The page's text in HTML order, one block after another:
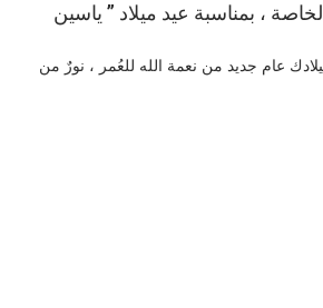
، بمناسبة عيد ميلاد ” ياسين
عام جديد من نعمة الله للعُمر ، نورٌ من